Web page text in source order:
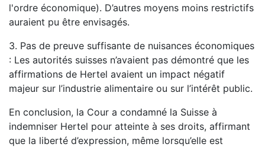
l'ordre économique). D’autres moyens moins restrictifs
auraient pu être envisagés.
3. Pas de preuve suffisante de nuisances économiques
: Les autorités suisses n’avaient pas démontré que les
affirmations de Hertel avaient un impact négatif
majeur sur l’industrie alimentaire ou sur l’intérêt public.
En conclusion, la Cour a condamné la Suisse à
indemniser Hertel pour atteinte à ses droits, affirmant
que la liberté d’expression, même lorsqu’elle est